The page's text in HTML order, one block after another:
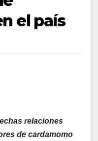
el país
relaciones
de cardamomo